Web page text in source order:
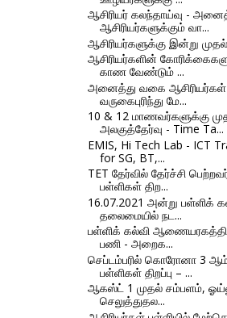
ஆசிரியர் கலந்தாய்வு -
ஆசிரியர்களுக்கும் வா...
ஆசிரியர்களுக்கு இன்று
ஆசிரியர்களின்
காண வேண்டும் ...
அனைத்து வகை ஆசிரியர்கள்
வருகைபுரிந்து மே...
10 & 12 மாணவர்களுக்கு
அலகுத்தேர்வு - Time Ta...
EMIS, Hi Tech Lab - ICT
for SG, BT,...
TET தேர்வில் தேர்ச்சி
பள்ளிகள் திற...
16.07.2021 அன்று
தலைமையில் நட...
பள்ளிக் கல்வி
பணி - அறைக...
செப்டம்பரில் கொரோனா 3
பள்ளிகள் திறப்பு – ...
ஆகஸ்ட் 1 முதல் சம்பளம்,
செலுத்துதல...